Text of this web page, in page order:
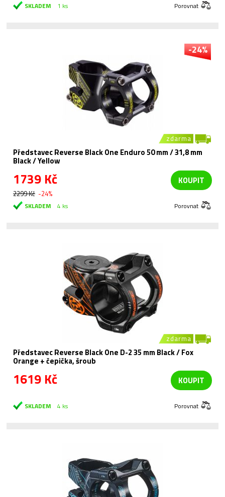
SKLADEM 1 ks Porovnat
-24%
zdarma
Představec Reverse Black One Enduro 50 mm / 31,8 mm
Black / Yellow
1739 Kč
2299 Kč -24%
KOUPIT
SKLADEM 4 ks Porovnat
zdarma
Představec Reverse Black One D-2 35 mm Black / Fox
Orange + čepička, šroub
1619 Kč KOUPIT
SKLADEM 4 ks Porovnat